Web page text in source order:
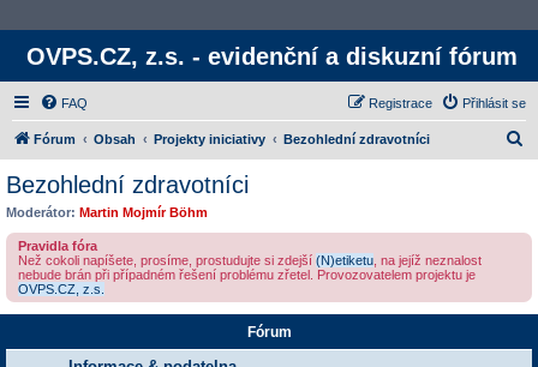
OVPS.CZ, z.s. - evidenční a diskuzní fórum
FAQ Přihlásit se
Registrace
Fórum Obsah Projekty iniciativy Bezohlední zdravotníci
Bezohlední zdravotníci
Moderátor: Martin Mojmír Böhm
Pravidla fóra
Než cokoli napíšete, prosíme, prostudujte si zdejší (N)etiketu , na jejíž neznalost
nebude brán při případném řešení problému zřetel. Provozovatelem projektu je
OVPS.CZ, z.s.
Fórum